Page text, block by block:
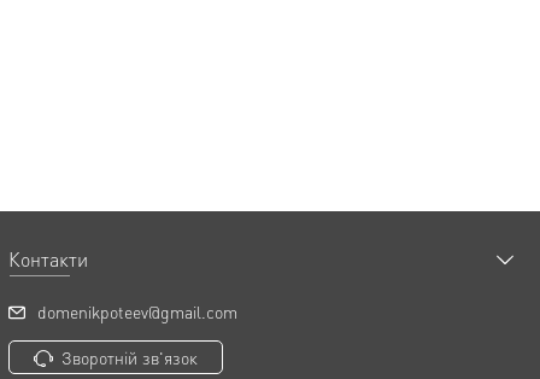
Контакти
domenikpoteev@gmail.com
Зворотній зв'язок